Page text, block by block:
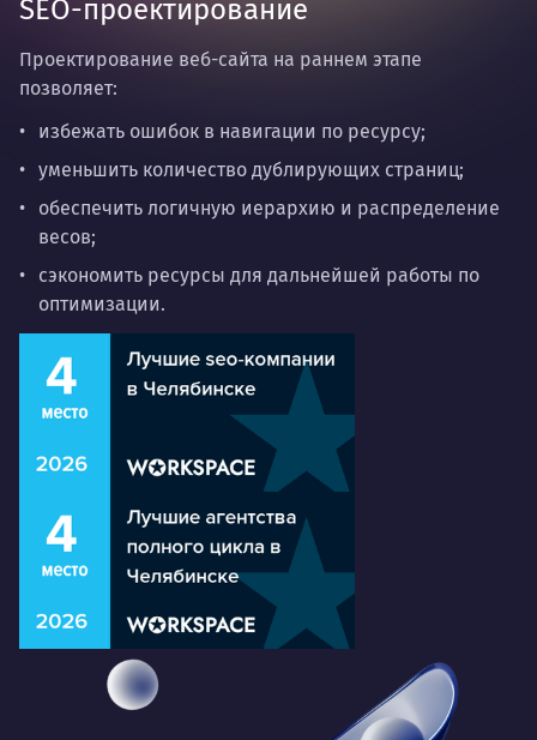
SEO-проектирование
Проектирование веб-сайта на раннем этапе
позволяет:
избежать ошибок в навигации по ресурсу;
уменьшить количество дублирующих страниц;
обеспечить логичную иерархию и распределение
весов;
сэкономить ресурсы для дальнейшей работы по
оптимизации.